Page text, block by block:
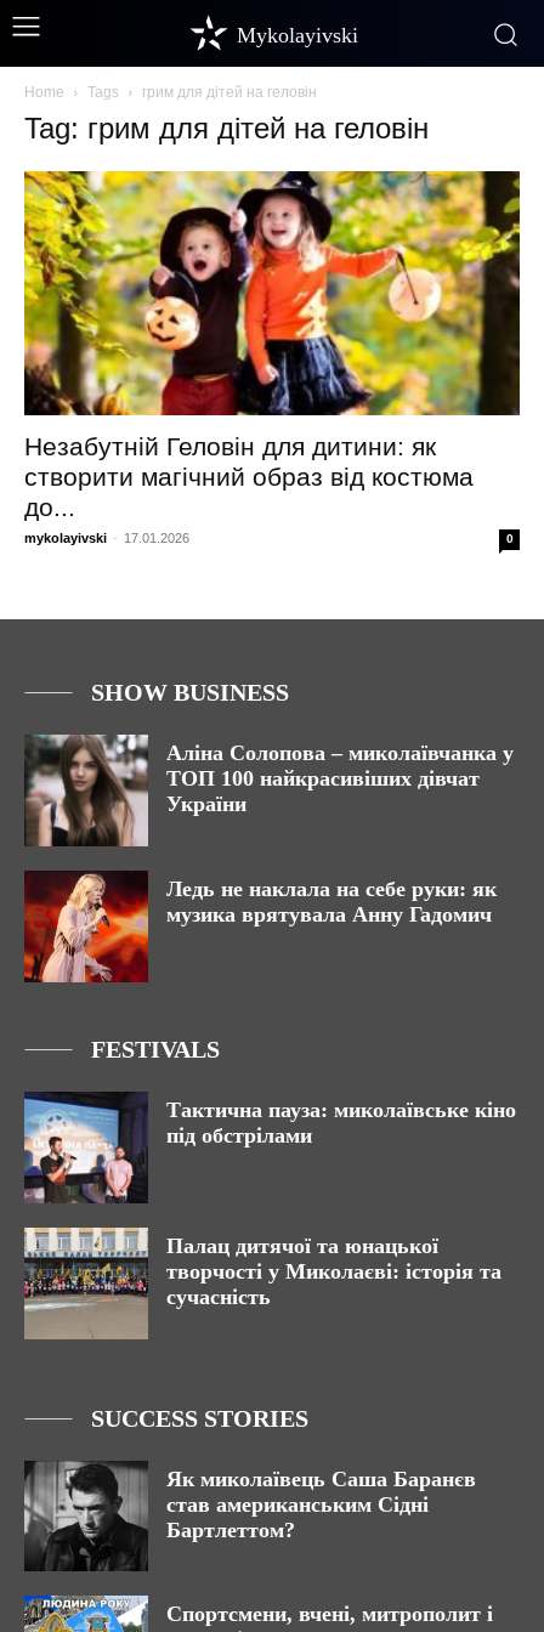
Mykolayivski
Home Tags грим для дітей на геловін
Tag: грим для дітей на геловін
Незабутній Геловін для дитини: як
створити магічний образ від костюма
до...
mykolayivski - 17.01.2026 0
SHOW BUSINESS
Аліна Солопова – миколаївчанка у
ТОП 100 найкрасивіших дівчат
України
Ледь не наклала на себе руки: як
музика врятувала Анну Гадомич
FESTIVALS
Тактична пауза: миколаївське кіно
під обстрілами
Палац дитячої та юнацької
творчості у Миколаєві: історія та
сучасність
SUCCESS STORIES
Як миколаївець Саша Баранєв
став американським Сідні
Бартлеттом?
Спортсмени, вчені, митрополит і